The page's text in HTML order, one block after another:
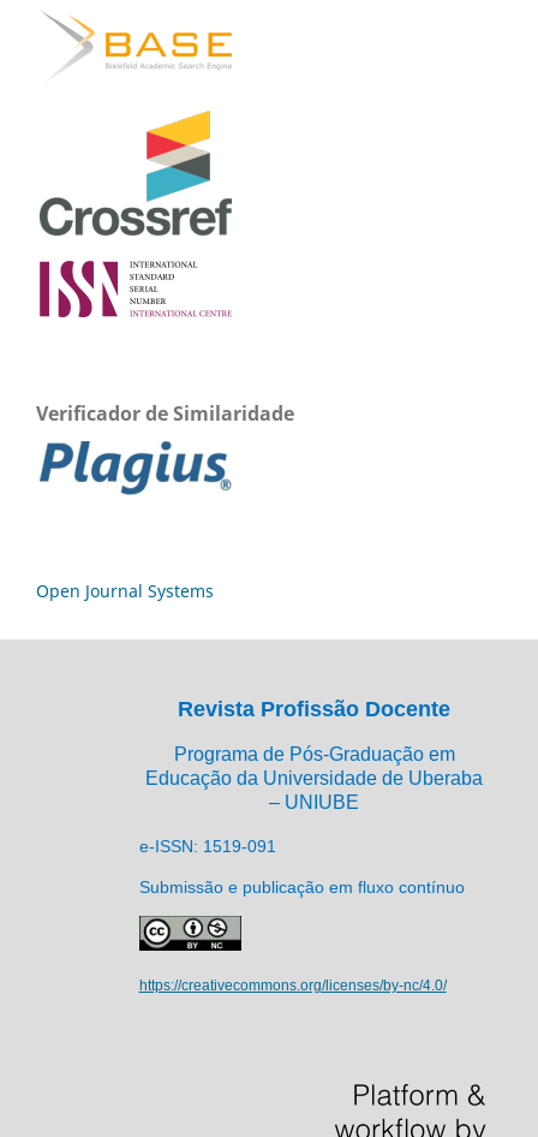
Verificador de Similaridade
Open Journal Systems
Revista Profissão Docente
Programa de Pós-Graduação em
Educação da Universidade de Uberaba
– UNIUBE
e-ISSN: 1519-091
Submissão e publicação em fluxo contínuo
https://creativecommons.org/licenses/by-nc/4.0/